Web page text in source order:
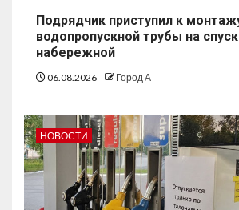
Подрядчик приступил к
водопропускной трубы на
набережной
06.08.2026 Город А
НОВОСТИ